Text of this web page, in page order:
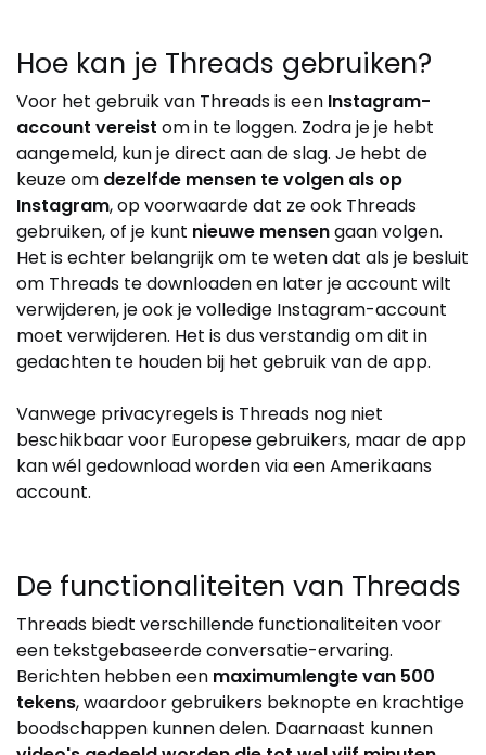
Hoe kan je Threads gebruiken?
Voor het gebruik van Threads is een Instagram-
account vereist om in te loggen. Zodra je je hebt
aangemeld, kun je direct aan de slag. Je hebt de
keuze om dezelfde mensen te volgen als op
Instagram, op voorwaarde dat ze ook Threads
gebruiken, of je kunt nieuwe mensengaan volgen.
Het is echter belangrijk om te weten dat als je besluit
om Threads te downloaden en later je account wilt
verwijderen, je ook je volledige Instagram-account
moet verwijderen. Het is dus verstandig om dit in
gedachten te houden bij het gebruik van de app.
Vanwege privacyregels is Threads nog niet
beschikbaar voor Europese gebruikers, maar de app
kan wél gedownload worden via een Amerikaans
account.
De functionaliteiten van Threads
Threads biedt verschillende functionaliteiten voor
een tekstgebaseerde conversatie-ervaring.
Berichten hebben een maximumlengte van 500
tekens, waardoor gebruikers beknopte en krachtige
boodschappen kunnen delen. Daarnaast kunnen